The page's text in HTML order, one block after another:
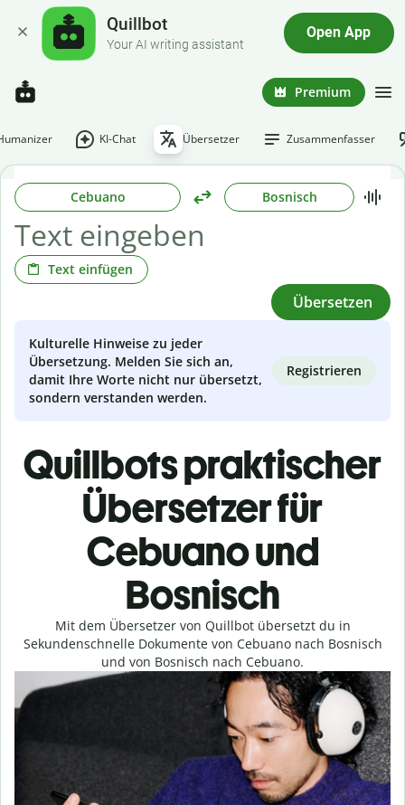
Quillbot
Your AI writing assistant
Open App
Premium
KI-Chat Übersetzer Zusammenfasser
Cebuano Bosnisch
Text einfügen
Übersetzen
Kulturelle Hinweise zu jeder
Übersetzung. Melden Sie sich an,
damit Ihre Worte nicht nur übersetzt,
sondern verstanden werden.
Registrieren
Quillbots praktischer
Übersetzer für
Cebuano und
Bosnisch
Mit dem Übersetzer von Quillbot übersetzt du in
Sekundenschnelle Dokumente von Cebuano nach Bosnisch
und von Bosnisch nach Cebuano.